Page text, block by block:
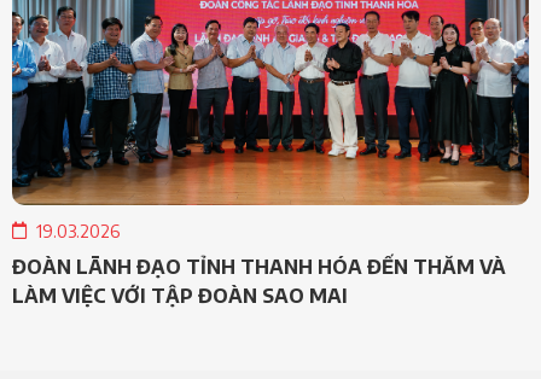
19.03.2026
ĐOÀN LÃNH ĐẠO TỈNH THANH HÓA ĐẾN THĂM VÀ
LÀM VIỆC VỚI TẬP ĐOÀN SAO MAI